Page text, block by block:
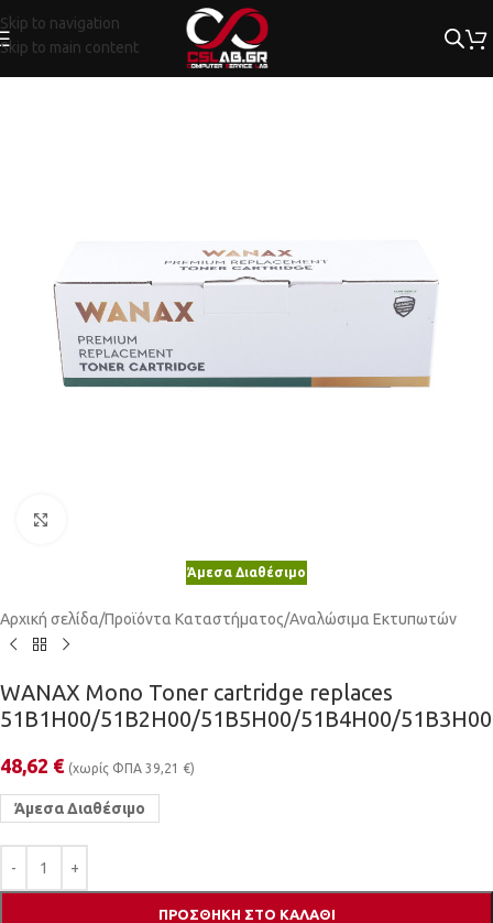
Skip to navigation
Skip to main content
Άμεσα Διαθέσιμο
Αρχική σελίδα/Προϊόντα Καταστήματος/Αναλώσιμα Εκτυπωτών
WANAX Mono Toner cartridge replaces
51B1H00/51B2H00/51B5H00/51B4H00/51B3H00
48,62 € (χωρίς ΦΠΑ 39,21 €)
Άμεσα Διαθέσιμο
ΠΡΟΣΘΉΚΗ ΣΤΟ ΚΑΛΆΘΙ